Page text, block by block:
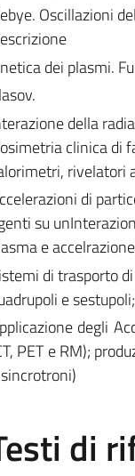
Oscillazioni
dei plasmi.
della
clinica di
rivelatori
di
su
e
di trasporto
e
degli
PET e RM);
di